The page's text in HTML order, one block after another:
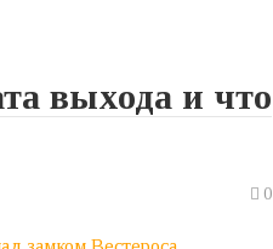
выхода и что
0